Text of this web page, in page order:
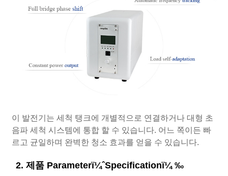
이 발전기는 세척 탱크에 개별적으로 연결하거나 대형 초
음파 세척 시스템에 통합 할 수 있습니다. 어느 쪽이든 빠
르고 균일하며 완벽한 청소 효과를 얻을 수 있습니다.
2. 제품 Parameterï¼ˆSpecificationï¼ ‰